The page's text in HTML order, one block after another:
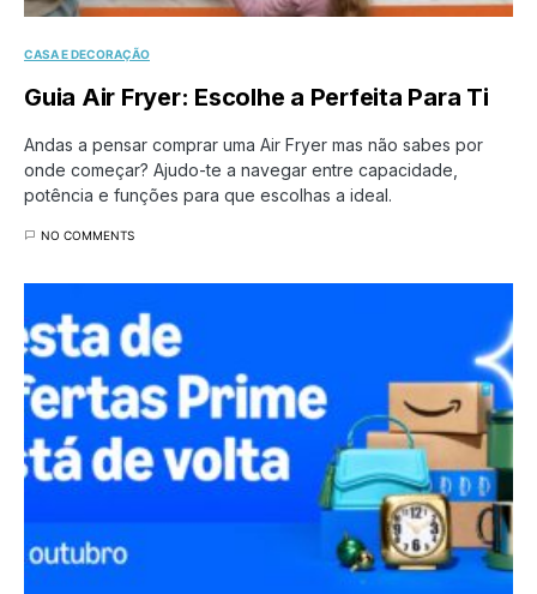
CASA E DECORAÇÃO
Guia Air Fryer: Escolhe a Perfeita Para Ti
Andas a pensar comprar uma Air Fryer mas não sabes por
onde começar? Ajudo-te a navegar entre capacidade,
potência e funções para que escolhas a ideal.
NO COMMENTS